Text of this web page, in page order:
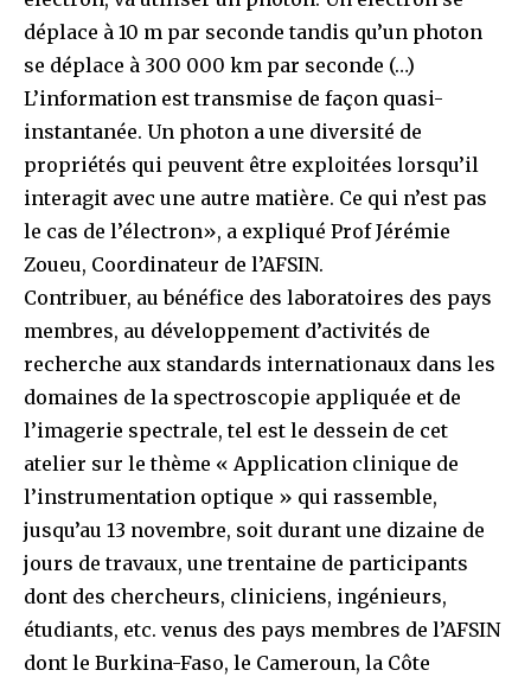
déplace à 10 m par seconde tandis qu’un photon
se déplace à 300 000 km par seconde (…)
L’information est transmise de façon quasi-
instantanée. Un photon a une diversité de
propriétés qui peuvent être exploitées lorsqu’il
interagit avec une autre matière. Ce qui n’est pas
le cas de l’électron», a expliqué Prof Jérémie
Zoueu, Coordinateur de l’AFSIN.
Contribuer, au bénéfice des laboratoires des pays
membres, au développement d’activités de
recherche aux standards internationaux dans les
domaines de la spectroscopie appliquée et de
l’imagerie spectrale, tel est le dessein de cet
atelier sur le thème « Application clinique de
l’instrumentation optique » qui rassemble,
jusqu’au 13 novembre, soit durant une dizaine de
jours de travaux, une trentaine de participants
dont des chercheurs, cliniciens, ingénieurs,
étudiants, etc. venus des pays membres de l’AFSIN
dont le Burkina-Faso, le Cameroun, la Côte